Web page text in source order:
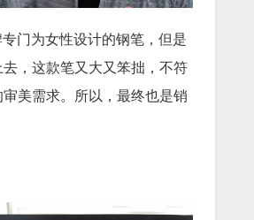
门为女性设计的钢笔，但是
去，这款笔又大又笨拙，不符
美需求。所以，最终也是销